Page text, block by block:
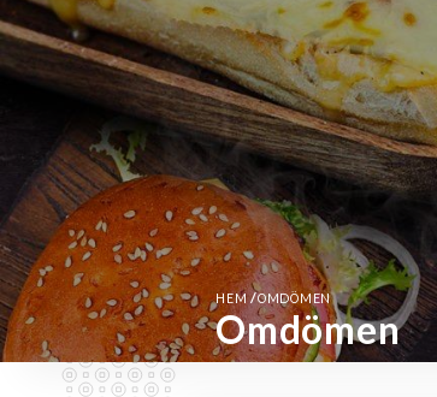
HEM/OMDÖMEN
Omdömen